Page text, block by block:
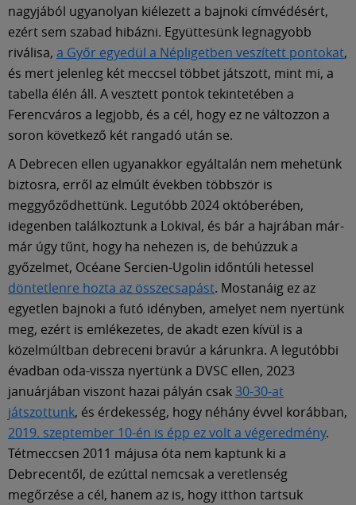
nagyjából ugyanolyan kiélezett a bajnoki címvédésért,
ezért sem szabad hibázni. Együttesünk legnagyobb
riválisa, a Győr egyedül a Népligetben veszített pontokat,
és mert jelenleg két meccsel többet játszott, mint mi, a
tabella élén áll. A vesztett pontok tekintetében a
Ferencváros a legjobb, és a cél, hogy ez ne változzon a
soron következő két rangadó után se.
A Debrecen ellen ugyanakkor egyáltalán nem mehetünk
biztosra, erről az elmúlt években többször is
meggyőződhettünk. Legutóbb 2024 októberében,
idegenben találkoztunk a Lokival, és bár a hajrában már-
már úgy tűnt, hogy ha nehezen is, de behúzzuk a
győzelmet, Océane Sercien-Ugolin időntúli hetessel
döntetlenre hozta az összecsapást. Mostanáig ez az
egyetlen bajnoki a futó idényben, amelyet nem nyertünk
meg, ezért is emlékezetes, de akadt ezen kívül is a
közelmúltban debreceni bravúr a kárunkra. A legutóbbi
évadban oda-vissza nyertünk a DVSC ellen, 2023
januárjában viszont hazai pályán csak30-30-at
játszottunk, és érdekesség, hogy néhány évvel korábban,
2019. szeptember 10-én is épp ez volt a végeredmény.
Tétmeccsen 2011 májusa óta nem kaptunk ki a
Debrecentől, de ezúttal nemcsak a veretlenség
megőrzése a cél, hanem az is, hogy itthon tartsuk
English